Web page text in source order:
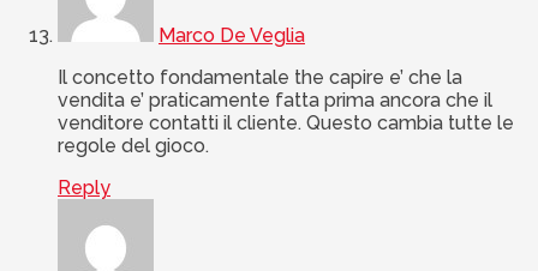
Marco De Veglia
Il concetto fondamentale the capire e’ che la
vendita e’ praticamente fatta prima ancora che il
venditore contatti il cliente. Questo cambia tutte le
regole del gioco.
Reply